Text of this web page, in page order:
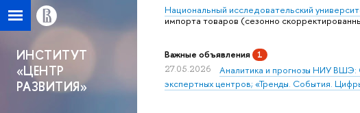
Национальный исследовательский
импорта товаров (сезонно
ИНСТИТУТ
«ЦЕНТР
РАЗВИТИЯ»
Важные объявления 1
27.05.2026
Аналитика и прогнозы НИУ ВШЭ:
экспертных центров; «Тренды. События.